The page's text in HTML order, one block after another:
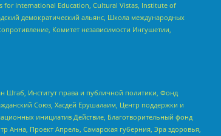
International Education, Cultural Vistas, Institute of
демократический альянс, Школа международных
Комитет независимости Ингушетии,
Штаб, Институт права и публичной политики, Фонд
Союз, Хасдей Ерушалаим, Центр поддержки и
инициатив Действие, Благотворительный фонд
Анна, Проект Апрель, Самарская губерния, Эра здоровья,